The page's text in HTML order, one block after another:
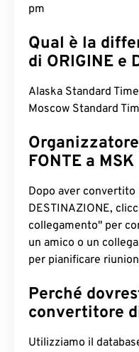
pm
Qual è la
di ORIGINE e
Alaska Standard
Moscow Standard
FONTE a MSK
Dopo aver convertito
DESTINAZIONE,
collegamento" per
un amico o un
per pianificare
Perché
convertitore
Utilizziamo il